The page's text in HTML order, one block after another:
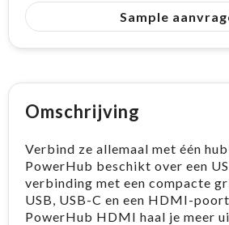
Sample
Omschrijving
Verbind ze allemaal met één
PowerHub beschikt over een
verbinding met een compacte
USB, USB-C en een HDMI-
PowerHub HDMI haal je meer